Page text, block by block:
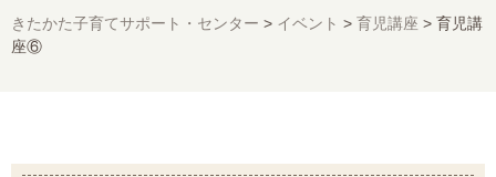
きたかた子育てサポート・センター > イベント > 育児講座 > 育児講
座⑥